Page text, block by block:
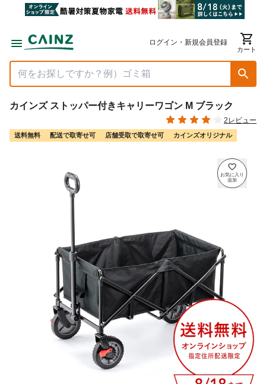
ログイン・新規会員登録
カート
カインズ ストッパー付きキャリーワゴン M ブラック
2レビュー
送料無料 配送で取寄せ可 店舗受取で取寄せ可 カインズオリジナル